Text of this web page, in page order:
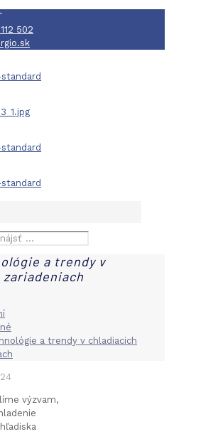
502
a trendy v
a trendy v chladiacich
výzvam,